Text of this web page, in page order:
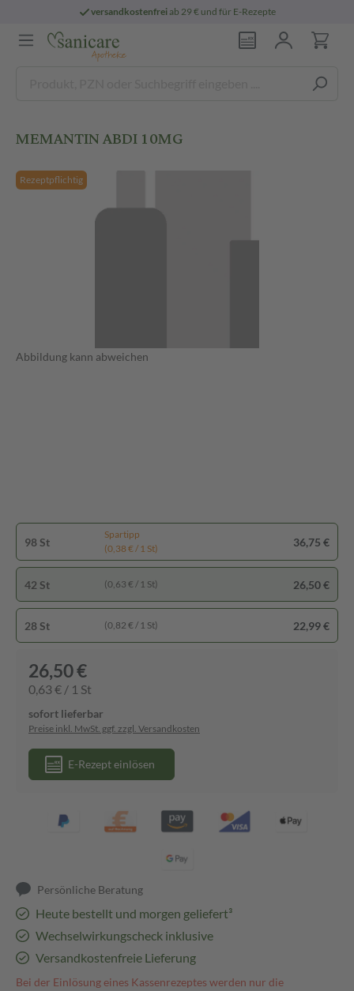
versandkostenfreiab 29 € und für E-Rezepte
MEMANTIN ABDI 10MG
Rezeptpflichtig
Abbildung kann abweichen
98 St
Spartipp
(0,38 € / 1 St)
36,75 €
42 St (0,63 € / 1 St) 26,50 €
28 St (0,82 € / 1 St) 22,99 €
26,50 €
0,63 € / 1 St
sofort lieferbar
Preise inkl. MwSt. ggf. zzgl. Versandkosten
E-Rezept einlösen
Persönliche Beratung
Heute bestellt und morgen geliefert³
Wechselwirkungscheck inklusive
Versandkostenfreie Lieferung
Bei der Einlösung eines Kassenrezeptes werden nur die